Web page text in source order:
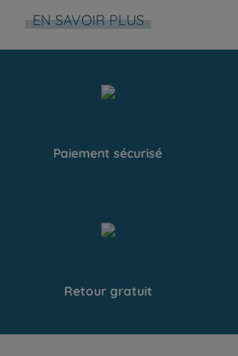
EN SAVOIR PLUS
Paiement sécurisé
Retour gratuit